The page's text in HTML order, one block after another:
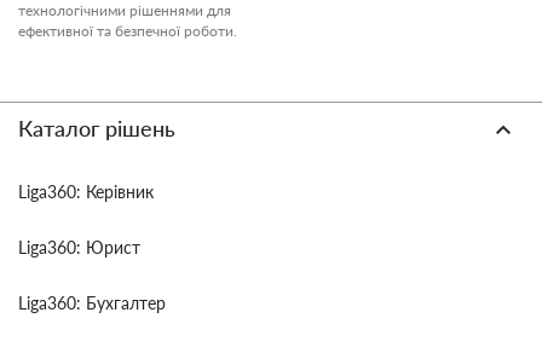
технологічними рішеннями для
ефективної та безпечної роботи.
Каталог рішень
Liga360: Керівник
Liga360: Юрист
Liga360: Бухгалтер